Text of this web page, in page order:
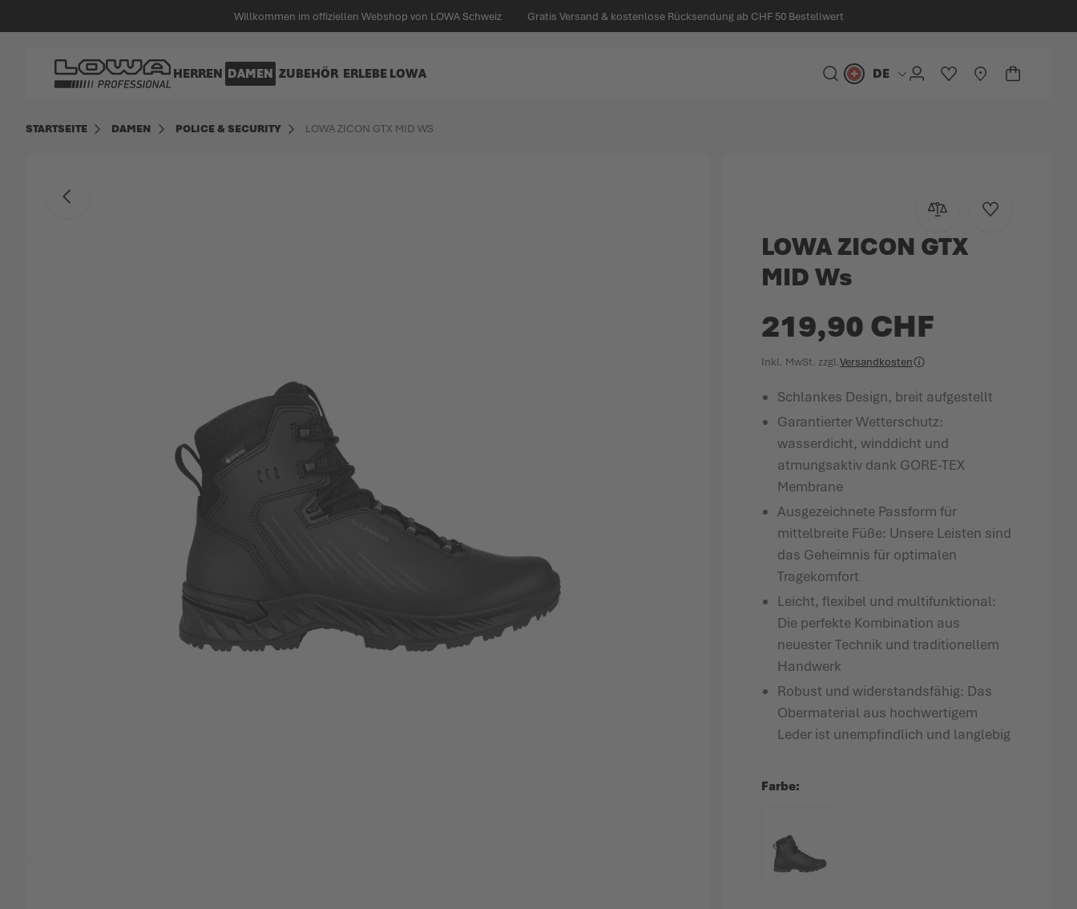
Willkommen im offiziellen Webshop von LOWA Schweiz Gratis Versand & kostenlose Rücksendung ab CHF 50 Bestellwert
Zur Startseite
HERREN DAMEN ZUBEHÖR ERLEBE LOWA
SUCHE
Sprache DE
KONTOMEINESTORELOCATOR
STARTSEITE DAMEN POLICE & SECURITY LOWA ZICON GTX MID WS
Zurück
Zur Vergleichsliste
Zur
LOWA ZICON GTX
MID Ws
219,90 CHF
Inkl. MwSt. zzgl.Versandkosten
Schlankes Design, breit aufgestellt
Garantierter Wetterschutz:
wasserdicht, winddicht und
atmungsaktiv dank GORE-TEX
Membrane
Ausgezeichnete Passform für
mittelbreite Füße: Unsere Leisten sind
das Geheimnis für optimalen
Tragekomfort
Leicht, flexibel und multifunktional:
Die perfekte Kombination aus
neuester Technik und traditionellem
Handwerk
Robust und widerstandsfähig: Das
Obermaterial aus hochwertigem
Leder ist unempfindlich und langlebig
Farbe